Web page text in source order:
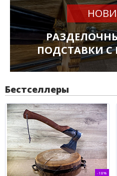
ПОДСТАВКИ
Бестселлеры
-18%